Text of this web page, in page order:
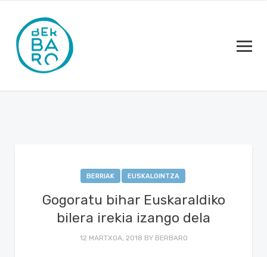
BERRIAK EUSKALGINTZA
Gogoratu bihar Euskaraldiko
bilera irekia izango dela
12 MARTXOA, 2018 BY BERBARO